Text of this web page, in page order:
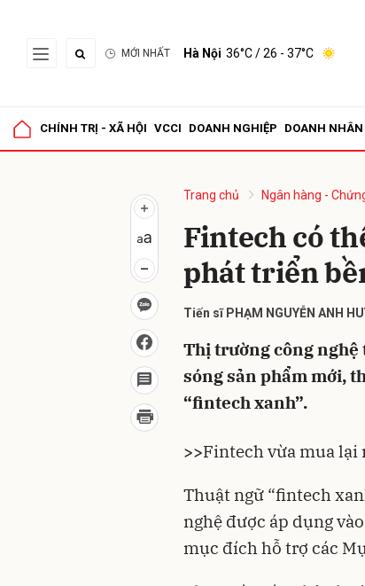
MỚI NHẤT Hà Nội 36°C/ 26 - 37°C
CHÍNH TRỊ - XÃ HỘI VCCI DOANH NGHIỆP DOANH NHÂN
Trang chủ Ngân hàng -
Fintech có
phát triển
Tiến sĩ PHẠM NGUYỄN ANH
Thị trường công
sóng sản phẩm mới,
“fintech xanh”.
>>Fintech vừa mua lại
Thuật ngữ “fintech
nghệ được áp dụng
mục đích hỗ trợ các